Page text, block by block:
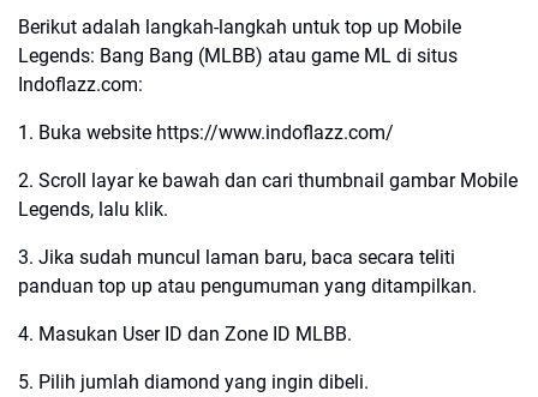
Berikut adalah langkah-langkah untuk top up Mobile
Legends: Bang Bang (MLBB) atau game ML di situs
Indoflazz.com:
1. Buka website https://www.indoflazz.com/
2. Scroll layar ke bawah dan cari thumbnail gambar Mobile
Legends, lalu klik.
3. Jika sudah muncul laman baru, baca secara teliti
panduan top up atau pengumuman yang ditampilkan.
4. Masukan User ID dan Zone ID MLBB.
5. Pilih jumlah diamond yang ingin dibeli.